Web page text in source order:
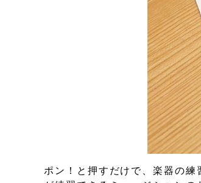
ポン！と押すだけで、楽器の